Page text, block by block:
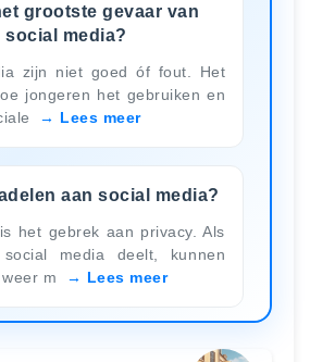
grootste gevaar van
social media?
zijn niet goed óf fout. Het
jongeren het gebruiken en
Lees meer
aan social media?
het gebrek aan privacy. Als
media deelt, kunnen
m
Lees meer